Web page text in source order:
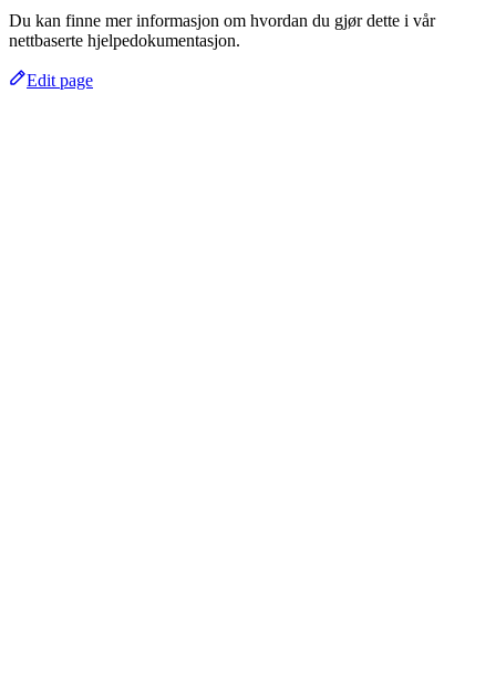
Du kan finne mer informasjon om hvordan du gjør dette i vår
nettbaserte hjelpedokumentasjon.
Edit page